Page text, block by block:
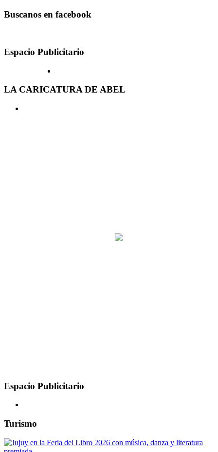
Buscanos en facebook
Espacio Publicitario
LA CARICATURA DE ABEL
Espacio Publicitario
Turismo